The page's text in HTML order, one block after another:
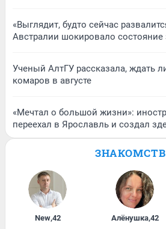
«Выглядит, будто сейчас
Австралии шокировало
Ученый АлтГУ рассказала, ждать
комаров в августе
«Мечтал о большой жизни»:
переехал в Ярославль и создал
New,42 Алёнушка,42